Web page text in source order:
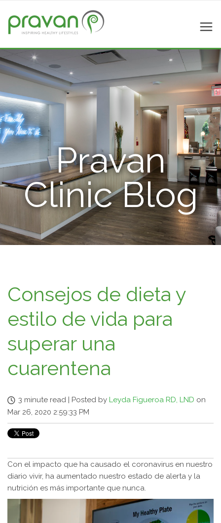
Pravan
Clinic Blog
Consejos de dieta y
estilo de vida para
superar una
cuarentena
3 minute read | Posted by Leyda Figueroa RD, LND on
Mar 26, 2020 2:59:33 PM
Con el impacto que ha causado el coronavirus en nuestro
diario vivir, ha aumentado nuestro estado de alerta y la
nutrición es más importante que nunca.